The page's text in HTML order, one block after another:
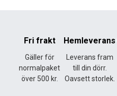
Fri frakt
Gäller för
normalpaket
över 500 kr.
Hemleverans
Leverans fram
till din dörr.
Oavsett storlek.